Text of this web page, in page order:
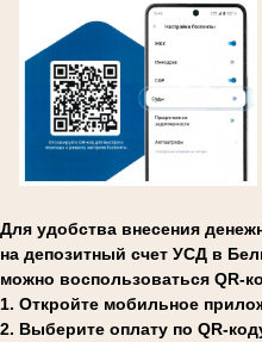
Для удобства внесения
на депозитный счет УСД в
можно воспользоваться QR-
1. Откройте мобильное
2. Выберите оплату по QR-